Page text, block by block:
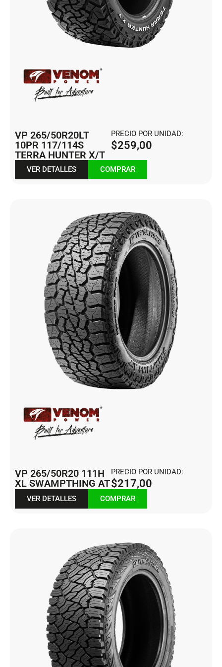
VP 265/50R20LT
10PR 117/114S
TERRA HUNTER X/T
PRECIO POR UNIDAD:
$259,00
VER DETALLES COMPRAR
VP 265/50R20 111H
XL SWAMPTHING AT
PRECIO POR UNIDAD:
$217,00
VER DETALLES COMPRAR